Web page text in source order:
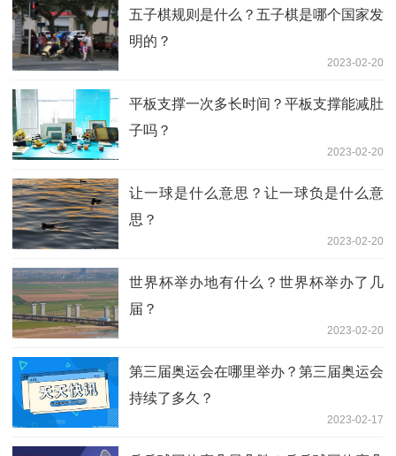
五子棋规则是什么？五子棋是哪个国家发
明的？
2023-02-20
平板支撑一次多长时间？平板支撑能减肚
子吗？
2023-02-20
让一球是什么意思？让一球负是什么意
思？
2023-02-20
世界杯举办地有什么？世界杯举办了几
届？
2023-02-20
第三届奥运会在哪里举办？第三届奥运会
持续了多久？
2023-02-17